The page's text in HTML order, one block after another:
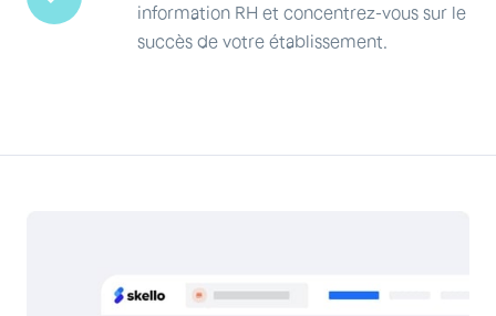
information RH et concentrez-vous sur le
succès de votre établissement.